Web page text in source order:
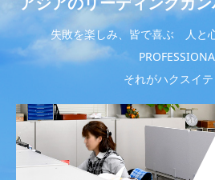
失敗を楽しみ、皆で喜ぶ 人と
それがハクスイ